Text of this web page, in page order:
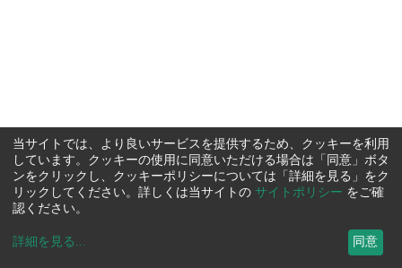
当サイトでは、より良いサービスを提供するため、クッキーを利用
しています。クッキーの使用に同意いただける場合は「同意」ボタ
ンをクリックし、クッキーポリシーについては「詳細を見る」をク
リックしてください。詳しくは当サイトの サイトポリシー をご確
認ください。
詳細を見る ... 同意